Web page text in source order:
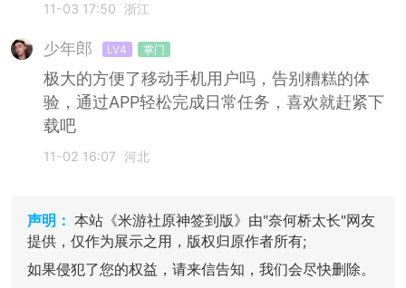
11-03 17:50 浙江
少年郎 LV4 掌门
极大的方便了移动手机用户吗，告别糟糕的体
验，通过APP轻松完成日常任务，喜欢就赶紧下
载吧
11-02 16:07 河北
声明： 本站《米游社原神签到版》由"奈何桥太长"网友
提供，仅作为展示之用，版权归原作者所有;
如果侵犯了您的权益，请来信告知，我们会尽快删除。